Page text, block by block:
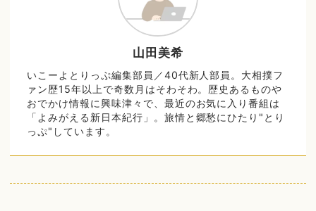
山田美希
いこーよとりっぷ編集部員／40代新人部員。大相撲フ
ァン歴15年以上で奇数月はそわそわ。歴史あるものや
おでかけ情報に興味津々で、最近のお気に入り番組は
「よみがえる新日本紀行」。旅情と郷愁にひたり"とり
っぷ"しています。